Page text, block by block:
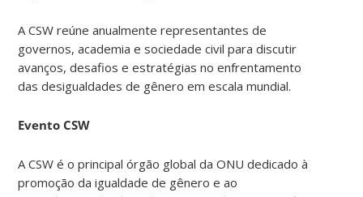
A CSW reúne anualmente representantes de
governos, academia e sociedade civil para discutir
avanços, desafios e estratégias no enfrentamento
das desigualdades de gênero em escala mundial.
Evento CSW
A CSW é o principal órgão global da ONU dedicado à
promoção da igualdade de gênero e ao